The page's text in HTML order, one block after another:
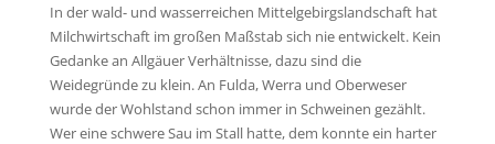
In der wald- und wasserreichen Mittelgebirgslandschaft hat
Milchwirtschaft im großen Maßstab sich nie entwickelt. Kein
Gedanke an Allgäuer Verhältnisse, dazu sind die
Weidegründe zu klein. An Fulda, Werra und Oberweser
wurde der Wohlstand schon immer in Schweinen gezählt.
Wer eine schwere Sau im Stall hatte, dem konnte ein harter